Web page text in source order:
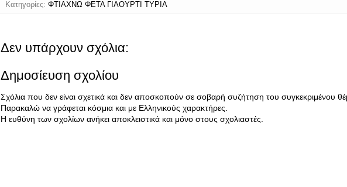
Κατηγορίες: ΦΤΙΑΧΝΩ ΦΕΤΑ ΓΙΑΟΥΡΤΙ ΤΥΡΙΑ
Δεν υπάρχουν σχόλια:
Δημοσίευση σχολίου
Σχόλια που δεν είναι σχετικά και δεν αποσκοπούν σε σοβαρή συζήτηση του συγκεκριμένου
Παρακαλώ να γράφεται κόσμια και με Ελληνικούς χαρακτήρες.
Η ευθύνη των σχολίων ανήκει αποκλειστικά και μόνο στους σχολιαστές.